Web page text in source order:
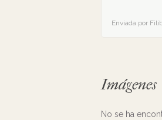
Enviada por
Imágenes
No se ha